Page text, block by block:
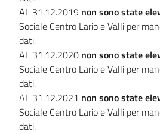
AL 31.12.2019 non sono state
Sociale Centro Lario e Valli per
dati.
AL 31.12.2020 non sono state
Sociale Centro Lario e Valli per
dati.
AL 31.12.2021 non sono state
Sociale Centro Lario e Valli per
dati.